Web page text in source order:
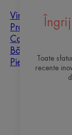
Toate
recente
Vindecarea
Protecție solară
Copii
Bărbați
Piele mixtă